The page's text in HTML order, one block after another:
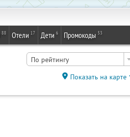
88 Отели 17 Дети 6 Промокоды 53
По рейтингу
Показать на карте